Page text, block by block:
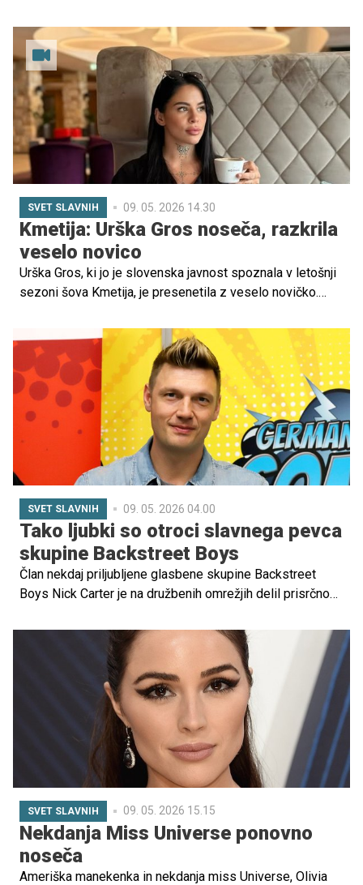
lahko pričakujete v tem čarobnem, a tudi napornem
obdobju. Za vas smo pripravili nekaj odgovorov, ki vam
bodo lahko v pomoč.
SVET SLAVNIH 09. 05. 2026 14.30
Kmetija: Urška Gros noseča, razkrila
veselo novico
Urška Gros, ki jo je slovenska javnost spoznala v letošnji
sezoni šova Kmetija, je presenetila z veselo novičko.
ljubkem videoposnetku, ki je raznežnil javnost.
SVET SLAVNIH 09. 05. 2026 04.00
Tako ljubki so otroci slavnega pevca
skupine Backstreet Boys
Član nekdaj priljubljene glasbene skupine Backstreet
Boys Nick Carter je na družbenih omrežjih delil prisrčno
pomembna mu je družina. Pevec je objavil fotografijo s
svojimi tremi otroki in pokazal, kako veliki so že.
SVET SLAVNIH 09. 05. 2026 15.15
Nekdanja Miss Universe ponovno
noseča
Ameriška manekenka in nekdanja miss Universe, Olivia